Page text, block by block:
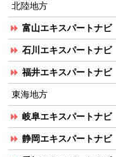
北陸地方
富山エキスパートナビ
石川エキスパートナビ
福井エキスパートナビ
東海地方
岐阜エキスパートナビ
静岡エキスパートナビ